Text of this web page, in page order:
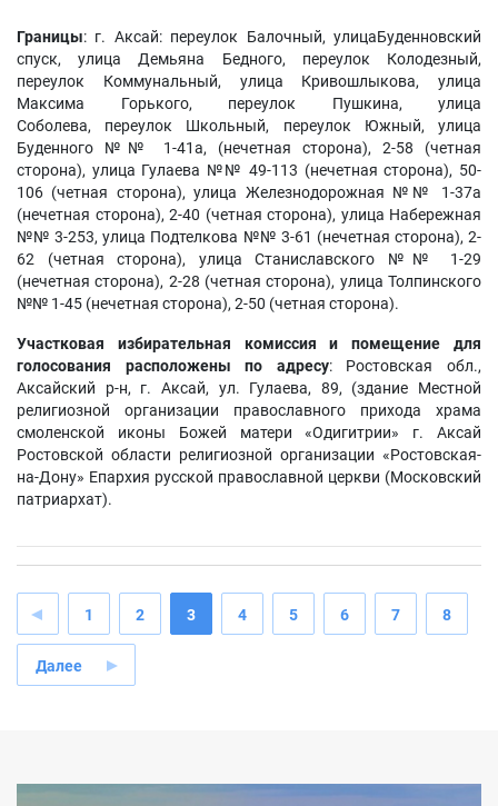
Границы: г. Аксай: переулок Балочный, улицаБуденновский
спуск, улица Демьяна Бедного, переулок Колодезный,
переулок Коммунальный, улица Кривошлыкова, улица
Максима Горького, переулок Пушкина, улица
Соболева, переулок Школьный, переулок Южный, улица
Буденного №№ 1-41а, (нечетная сторона), 2-58 (четная
сторона), улица Гулаева №№ 49-113 (нечетная сторона), 50-
106 (четная сторона), улица Железнодорожная №№ 1-37а
(нечетная сторона), 2-40 (четная сторона), улица Набережная
№№ 3-253, улица Подтелкова №№ 3-61 (нечетная сторона), 2-
62 (четная сторона), улица Станиславского №№ 1-29
(нечетная сторона), 2-28 (четная сторона), улица Толпинского
№№ 1-45 (нечетная сторона), 2-50 (четная сторона).
Участковая избирательная комиссия и помещение для
голосования расположены по адресу: Ростовская обл.,
Аксайский р-н, г. Аксай, ул. Гулаева, 89, (здание Местной
религиозной организации православного прихода храма
смоленской иконы Божей матери «Одигитрии» г. Аксай
Ростовской области религиозной организации «Ростовская-
на-Дону» Епархия русской православной церкви (Московский
патриархат).
1 2 3 4 5 6 7 8
Далее